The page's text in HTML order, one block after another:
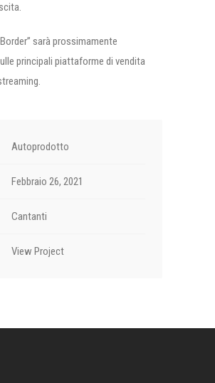
sarà prossimamente
principali piattaforme di vendita
Autoprodotto
Febbraio 26, 2021
Cantanti
View Project